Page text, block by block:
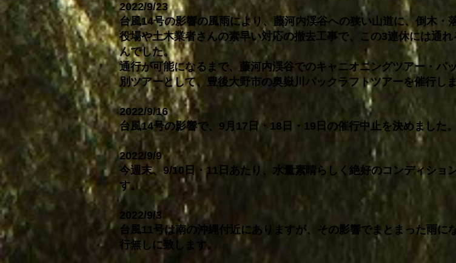
2022/9/23
台風14号の影響の風雨により、藤河内渓谷への狭い山道に、倒木・
役場や土木業者さんの素早い対応の撤去工事で、この3連休には通
んでした。
通行が可能になるまで、藤河内渓谷でのキャニオニングツアー・パ
別ツアーとして、豊後大野市の奥嶽川パックラフトツアーを催行し
2022/9/16
台風14号の影響で、9月17日・18日・19日の催行中止を決めました。
2022/9/9
今週末、9/10日・11日あたり、水量素晴らしく絶好のコンディショ
す。
2022/9/3
台風11号は南の沖縄付近にありますが、その影響でまとまった雨
行無しに致します。